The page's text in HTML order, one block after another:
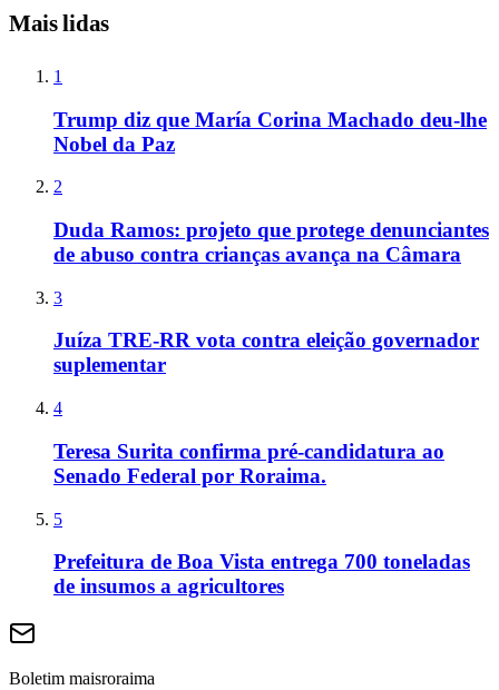
Mais lidas
1
Trump diz que María Corina Machado deu-lhe
Nobel da Paz
2
Duda Ramos: projeto que protege denunciantes
de abuso contra crianças avança na Câmara
3
Juíza TRE-RR vota contra eleição governador
suplementar
4
Teresa Surita confirma pré-candidatura ao
Senado Federal por Roraima.
5
Prefeitura de Boa Vista entrega 700 toneladas
de insumos a agricultores
Boletim maisroraima